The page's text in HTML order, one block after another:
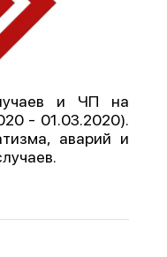
и ЧП на
- 01.03.2020).
аварий и